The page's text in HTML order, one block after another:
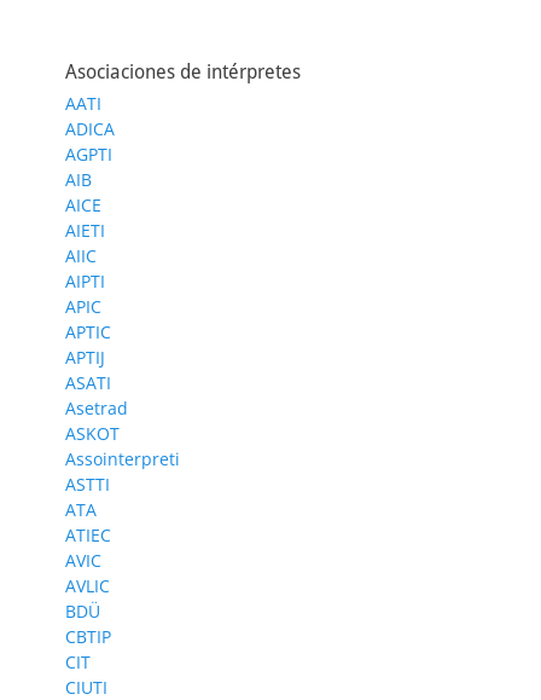
Asociaciones de intérpretes
AATI
ADICA
AGPTI
AIB
AICE
AIETI
AIIC
AIPTI
APIC
APTIC
APTIJ
ASATI
Asetrad
ASKOT
Assointerpreti
ASTTI
ATA
ATIEC
AVIC
AVLIC
BDÜ
CBTIP
CIT
CIUTI